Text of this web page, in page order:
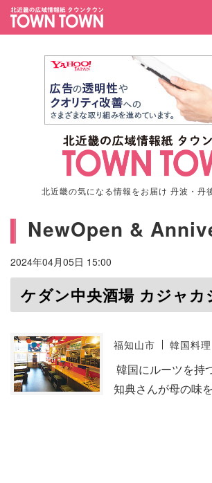
北近畿の気になる情報をお届け 丹波・丹
NewOpen &
2024年04月05日 15:00
ケダン中央酒場 カジャカ
福知山市 韓国料理
韓国にルーツを持
知典さんが母の味